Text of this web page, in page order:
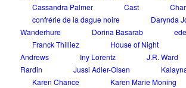
Cassandra Palmer
Cast
confrérie de la dague noire
Darynda
Wanderhure
Dorina Basarab
Franck Thilliez
House of Night
Andrews
Iny Lorentz J.R. Ward
Rardin
Jussi Adler-Olsen
Karen Chance
Karen Marie Moning